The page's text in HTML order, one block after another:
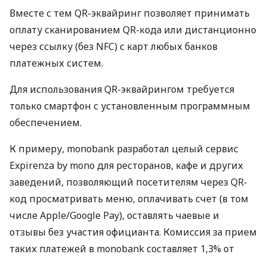
Вместе с тем QR-эквайринг позволяет принимать
оплату сканированием QR-кода или дистанционно
через ссылку (без NFC) с карт любых банков
платежных систем.
Для использования QR-эквайрингом требуется
только смартфон с установленным программным
обеспечением.
К примеру, monobank разработал целый сервис
Expirenza by mono для ресторанов, кафе и других
заведений, позволяющий посетителям через QR-
код просматривать меню, оплачивать счет (в том
числе Apple/Google Pay), оставлять чаевые и
отзывы без участия официанта. Комиссия за прием
таких платежей в monobank составляет 1,3% от